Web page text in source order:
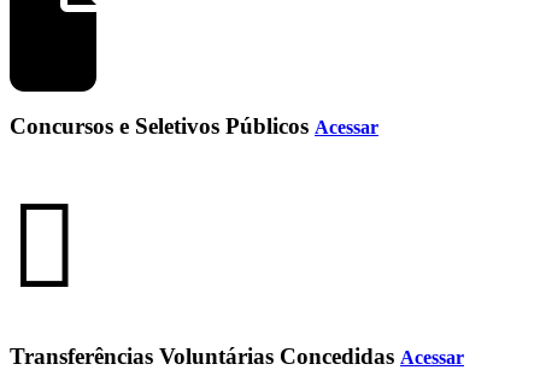
Concursos e Seletivos Públicos Acessar
Transferências Voluntárias Concedidas Acessar